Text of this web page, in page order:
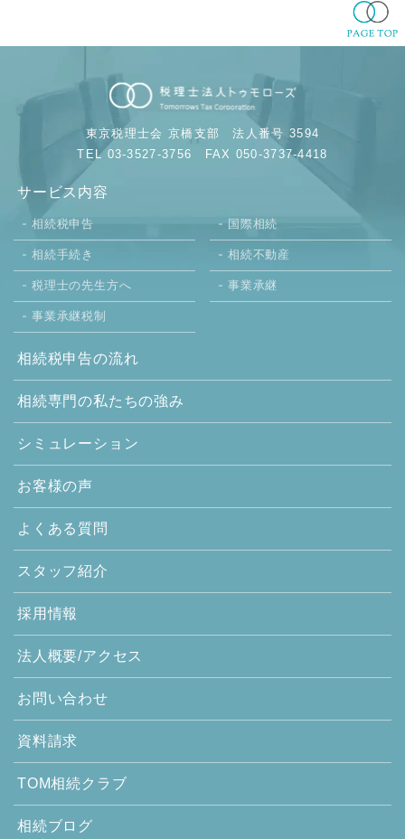
東京税理士会 京橋支部法人番号 3594
TEL 03-3527-3756 FAX 050-3737-4418
サービス内容
相続税申告 国際相続
相続手続き 相続不動産
税理士の先生方へ 事業承継
事業承継税制
相続税申告の流れ
相続専門の私たちの強み
シミュレーション
お客様の声
よくある質問
スタッフ紹介
採用情報
法人概要/アクセス
お問い合わせ
資料請求
TOM相続クラブ
相続ブログ